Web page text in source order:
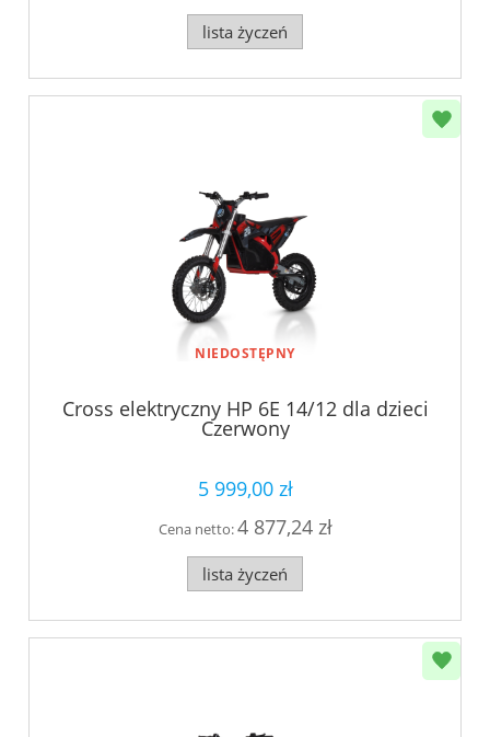
lista życzeń
NIEDOSTĘPNY
Cross elektryczny HP 6E 14/12 dla dzieci
Czerwony
5 999,00 zł
Cena netto:4 877,24 zł
lista życzeń